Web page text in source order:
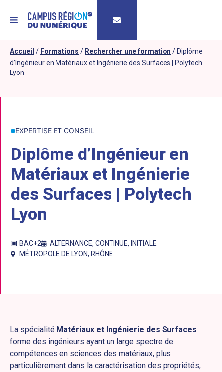
MENU
Accueil / Formations / Rechercher une formation / Diplôme
d’Ingénieur en Matériaux et Ingénierie des Surfaces | Polytech
Lyon
EXPERTISE ET CONSEIL
Diplôme d’Ingénieur en
Matériaux et Ingénierie
des Surfaces | Polytech
Lyon
BAC+2 ALTERNANCE, CONTINUE, INITIALE
MÉTROPOLE DE LYON, RHÔNE
La spécialité Matériaux et Ingénierie des Surfaces
forme des ingénieurs ayant un large spectre de
compétences en sciences des matériaux, plus
particulièrement dans la caractérisation des propriétés,